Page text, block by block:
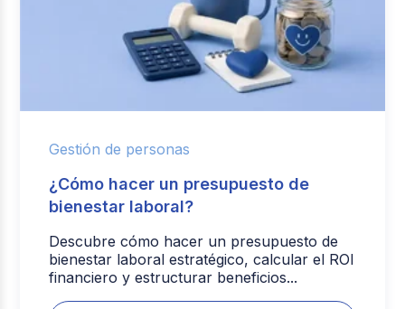
Gestión de personas
¿Cómo hacer un presupuesto de
bienestar laboral?
Descubre cómo hacer un presupuesto de
bienestar laboral estratégico, calcular el ROI
financiero y estructurar beneficios...